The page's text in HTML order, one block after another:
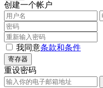
创建一个帐户
我同意条款和条件
寄存器
重设密码